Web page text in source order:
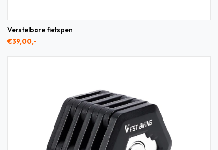
Verstelbare fietspen
€39,00,-